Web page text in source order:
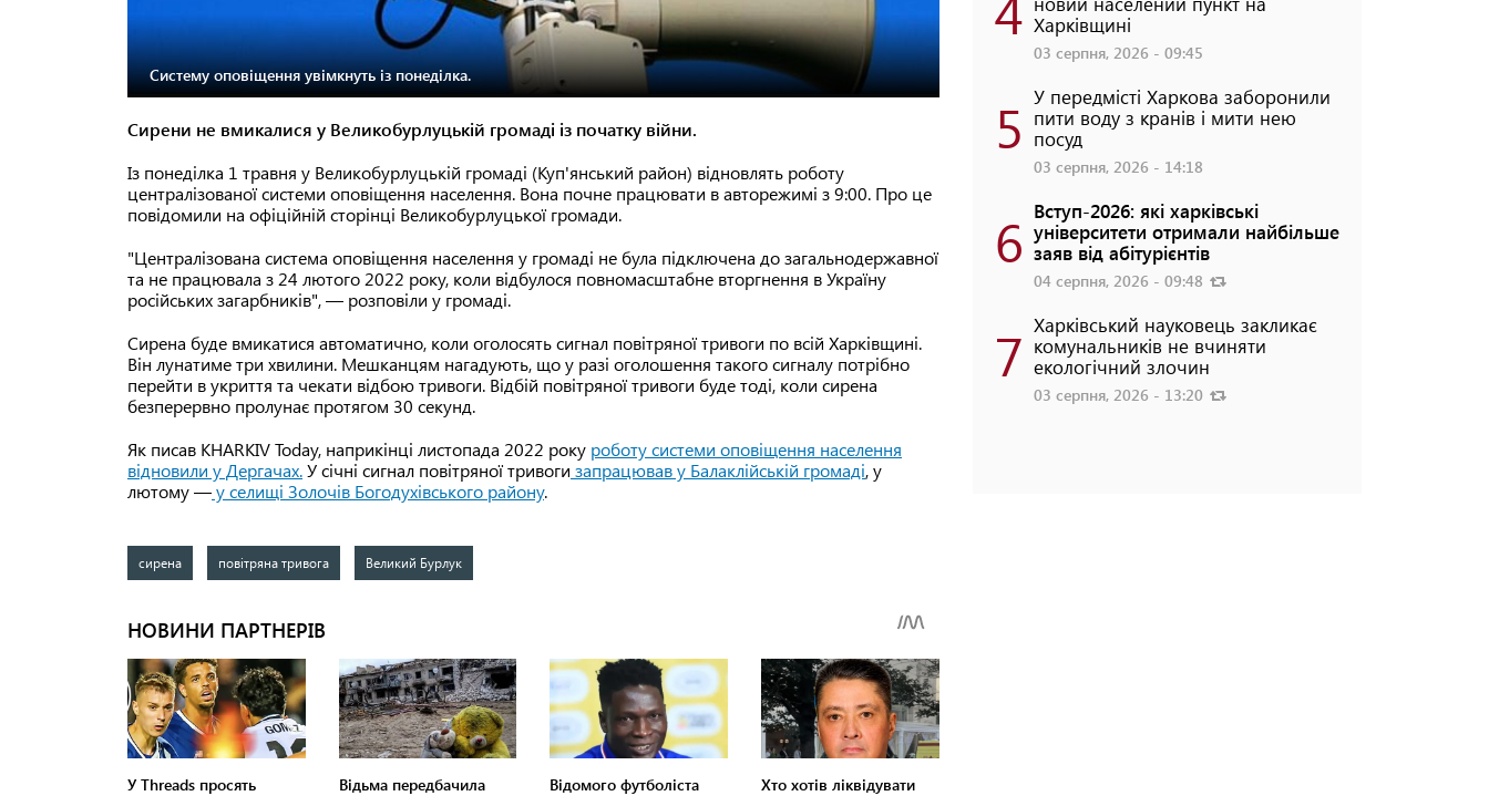
Систему оповіщення увімкнуть із понеділка.
Сирени не вмикалися у Великобурлуцькій громаді із початку війни.
Із понеділка 1 травня у Великобурлуцькій громаді (Куп'янський район) відновлять роботу
централізованої системи оповіщення населення. Вона почне працювати в авторежимі з 9:00. Про це
повідомили на офіційній сторінці Великобурлуцької громади.
"Централізована система оповіщення населення у громаді не була підключена до загальнодержавної
та не працювала з 24 лютого 2022 року, коли відбулося повномасштабне вторгнення в Україну
російських загарбників", — розповіли у громаді.
Сирена буде вмикатися автоматично, коли оголосять сигнал повітряної тривоги по всій Харківщині.
Він лунатиме три хвилини. Мешканцям нагадують, що у разі оголошення такого сигналу потрібно
перейти в укриття та чекати відбою тривоги. Відбій повітряної тривоги буде тоді, коли сирена
безперервно пролунає протягом 30 секунд.
Як писав KHARKIV Today, наприкінці листопада 2022 року роботу системи оповіщення населення
відновили у Дергачах.У січні сигнал повітряної тривоги запрацював у Балаклійській громаді, у
лютому —у селищі Золочів Богодухівського району.
сирена повітряна тривога Великий Бурлук
Харківщині
03 серпня, 2026 - 09:45
5 У передмісті Харкова заборонили
пити воду з кранів і мити нею
посуд
03 серпня, 2026 - 14:18
6 Вступ-2026: які харківські
університети отримали найбільше
заяв від абітурієнтів
04 серпня, 2026 - 09:48
7 Харківський науковець закликає
комунальників не вчиняти
екологічний злочин
03 серпня, 2026 - 13:20